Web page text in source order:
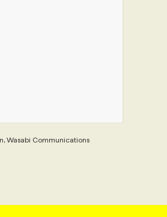
Wasabi Communications